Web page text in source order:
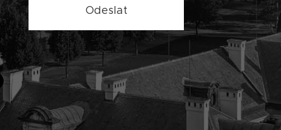
Odeslat